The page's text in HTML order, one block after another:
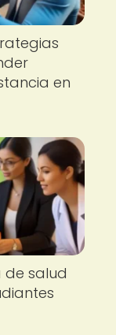
en
de salud